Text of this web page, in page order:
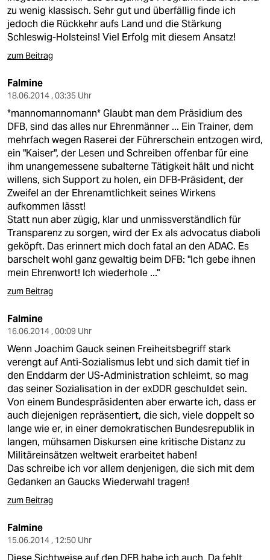
zu wenig klassisch. Sehr gut und überfällig finde ich
jedoch die Rückkehr aufs Land und die Stärkung
Schleswig-Holsteins! Viel Erfolg mit diesem Ansatz!
zum Beitrag
Falmine
18.06.2014 , 03:35 Uhr
*mannomannomann* Glaubt man dem Präsidium des
DFB, sind das alles nur Ehrenmänner ... Ein Trainer, dem
mehrfach wegen Raserei der Führerschein entzogen wird,
ein "Kaiser", der Lesen und Schreiben offenbar für eine
ihm unangemessene subalterne Tätigkeit hält und nicht
willens, sich Support zu holen, ein DFB-Präsident, der
Zweifel an der Ehrenamtlichkeit seines Wirkens
aufkommen lässt!
Statt nun aber zügig, klar und unmissverständlich für
Transparenz zu sorgen, wird der Ex als advocatus diaboli
geköpft. Das erinnert mich doch fatal an den ADAC. Es
barschelt wohl ganz gewaltig beim DFB: "Ich gebe ihnen
mein Ehrenwort! Ich wiederhole ..."
zum Beitrag
Falmine
16.06.2014 , 00:09 Uhr
Wenn Joachim Gauck seinen Freiheitsbegriff stark
verengt auf Anti-Sozialismus lebt und sich damit tief in
den Enddarm der US-Administration schleimt, so mag
das seiner Sozialisation in der exDDR geschuldet sein.
Von einem Bundespräsidenten aber erwarte ich, dass er
auch diejenigen repräsentiert, die sich, viele doppelt so
lange wie er, in einer demokratischen Bundesrepublik in
langen, mühsamen Diskursen eine kritische Distanz zu
Militäreinsätzen weltweit erarbeitet haben!
Das schreibe ich vor allem denjenigen, die sich mit dem
Gedanken an Gaucks Wiederwahl tragen!
zum Beitrag
Falmine
15.06.2014 , 12:50 Uhr